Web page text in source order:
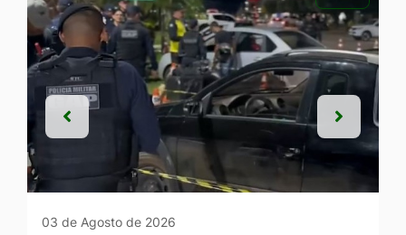
03 de Agosto de 2026
Anterior
Anterior Próxima